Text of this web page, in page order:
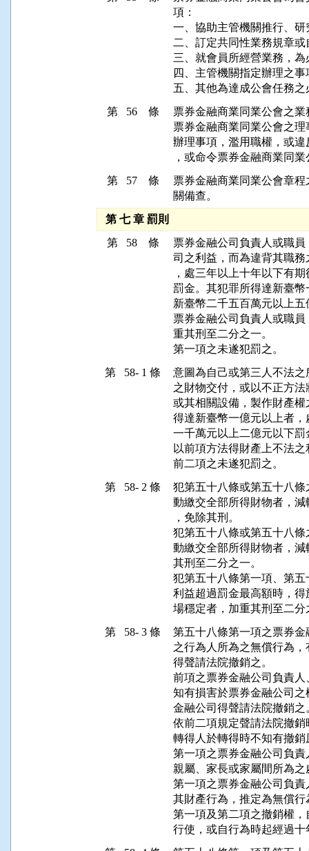
項：
一、協助主管機關推行、
二、訂定共同性業務規章
三、就會員所經營業務，
四、主管機關指定辦理之事
五、其他為達成公會任務之
第 56 條
票券金融商業同業公會之
票券金融商業同業公會之
辦理事項，濫用職權，或
，或命令票券金融商業同
第 57 條
票券金融商業同業公會章
關備查。
第 七 章 罰則
第 58 條
票券金融公司負責人或職
司之利益，而為違背其職
，處三年以上十年以下有
罰金。其犯罪所得達新臺
新臺幣二千五百萬元以上
票券金融公司負責人或職
重其刑至二分之一。
第一項之未遂犯罰之。
第 58- 1 條
意圖為自己或第三人不法
之財物交付，或以不正方
或其相關設備，製作財產
得達新臺幣一億元以上者
一千萬元以上二億元以下罰
以前項方法得財產上不法
前二項之未遂犯罰之。
第 58- 2 條
犯第五十八條或第五十八
動繳交全部所得財物者，
，免除其刑。
犯第五十八條或第五十八
動繳交全部所得財物者，
其刑至二分之一。
犯第五十八條第一項、第
利益超過罰金最高額時，
場穩定者，加重其刑至二分
第 58- 3 條
第五十八條第一項之票券
之行為人所為之無償行為
得聲請法院撤銷之。
前項之票券金融公司負責
知有損害於票券金融公司
金融公司得聲請法院撤銷之
依前二項規定聲請法院撤
轉得人於轉得時不知有撤
第一項之票券金融公司負
親屬、家長或家屬間所為
第一項之票券金融公司負
其財產行為，推定為無償行
第一項及第二項之撤銷權
行使，或自行為時起經過十